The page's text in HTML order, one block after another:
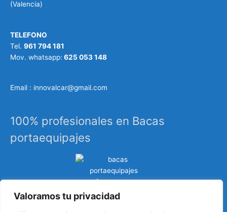
Valoramos tu privacidad
(Valencia)
TELEFONO
Tel. 961 794 181
Mov. whatsapp: 625 053 148
Email : innovalcar@gmail.com
100% profesionales en Bacas
portaequipajes